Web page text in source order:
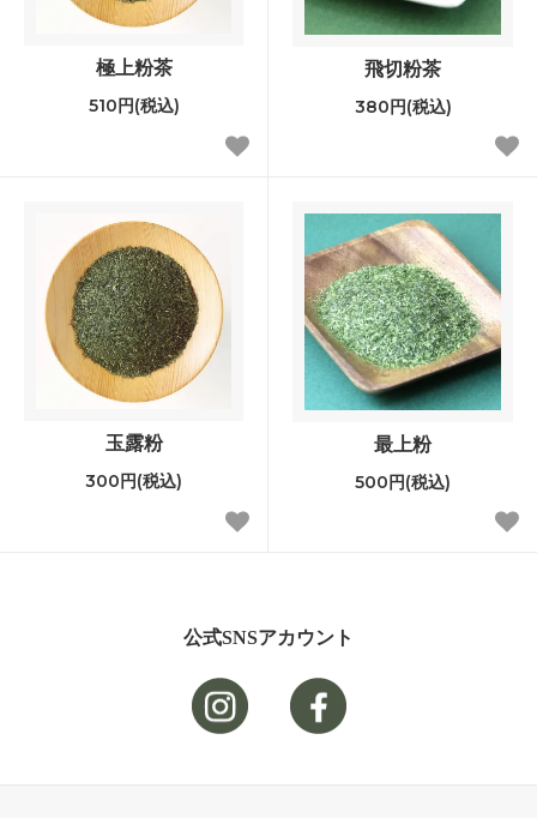
極上粉茶
510円(税込)
飛切粉茶
380円(税込)
玉露粉
300円(税込)
最上粉
500円(税込)
公式SNSアカウント